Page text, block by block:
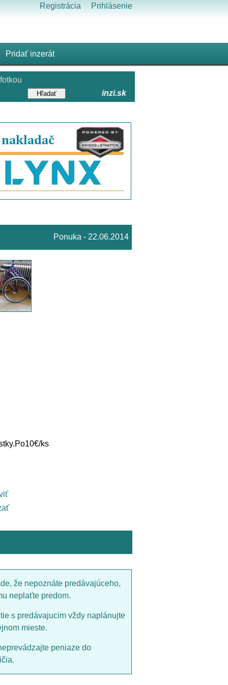
Registrácia Prihlásenie
Pridať inzerát
inzi.sk
Ponuka - 22.06.2014
ks
že nepoznáte predávajúceho,
neplaťte predom.
s predávajucim vždy naplánujte
mieste.
peniaze do